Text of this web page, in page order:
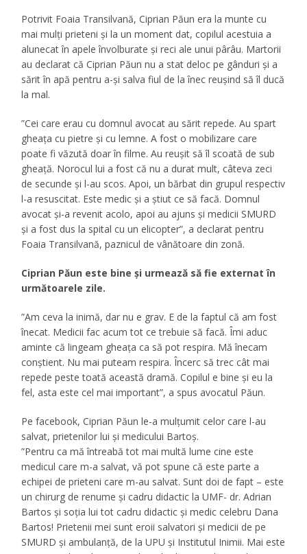
Potrivit Foaia Transilvană, Ciprian Păun era la munte cu
mai mulți prieteni și la un moment dat, copilul acestuia a
alunecat în apele învolburate și reci ale unui pârâu. Martorii
au declarat că Ciprian Păun nu a stat deloc pe gânduri și a
sărit în apă pentru a-și salva fiul de la înec reușind să îl ducă
la mal.
”Cei care erau cu domnul avocat au sărit repede. Au spart
gheața cu pietre și cu lemne. A fost o mobilizare care
poate fi văzută doar în filme. Au reușit să îl scoată de sub
gheață. Norocul lui a fost că nu a durat mult, câteva zeci
de secunde și l-au scos. Apoi, un bărbat din grupul respectiv
l-a resuscitat. Este medic și a știut ce să facă. Domnul
avocat și-a revenit acolo, apoi au ajuns și medicii SMURD
și a fost dus la spital cu un elicopter”, a declarat pentru
Foaia Transilvană, paznicul de vânătoare din zonă.
Ciprian Păun este bine și urmează să fie externat în
următoarele zile.
”Am ceva la inimă, dar nu e grav. E de la faptul că am fost
înecat. Medicii fac acum tot ce trebuie să facă. Îmi aduc
aminte că lingeam gheața ca să pot respira. Mă înecam
conștient. Nu mai puteam respira. Încerc să trec cât mai
repede peste toată această dramă. Copilul e bine și eu la
fel, asta este cel mai important”, a spus avocatul Păun.
Pe facebook, Ciprian Păun le-a mulțumit celor care l-au
salvat, prietenilor lui și medicului Bartoș.
”Pentru ca mă întreabă tot mai multă lume cine este
medicul care m-a salvat, vă pot spune că este parte a
echipei de prieteni care m-au salvat. Sunt doi de fapt – este
un chirurg de renume și cadru didactic la UMF- dr. Adrian
Bartos și soția lui tot cadru didactic și medic celebru Dana
Bartos! Prietenii mei sunt eroii salvatori și medicii de pe
SMURD și ambulanță, de la UPU și Institutul Inimii. Mai este